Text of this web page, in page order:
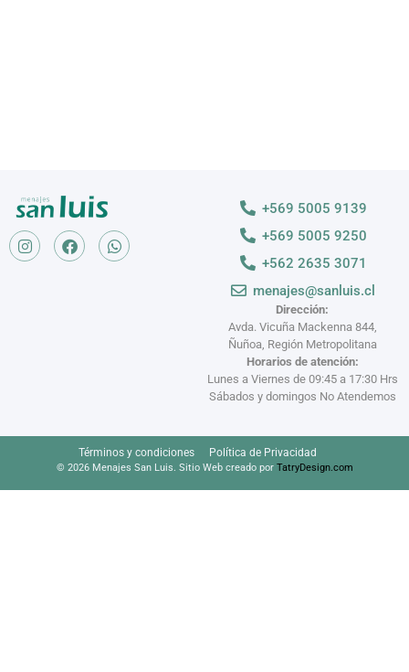
Dirección:
Avda. Vicuña Mackenna 844,
Ñuñoa, Región Metropolitana
Horarios de atención:
Lunes a Viernes de 09:45 a 17:30 Hrs
Sábados y domingos No Atendemos
+569 5005 9139
+569 5005 9250
+562 2635 3071
menajes@sanluis.cl
Términos y condiciones Política de Privacidad
© 2026 Menajes San Luis. Sitio Web creado por TatryDesign.com